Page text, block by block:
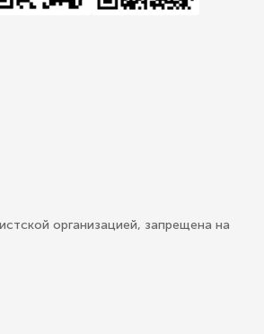
организацией, запрещена на